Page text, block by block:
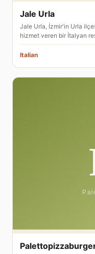
Jale Urla
Jale Urla, İzmir'in Urla
hizmet veren bir İtalyan
Italian